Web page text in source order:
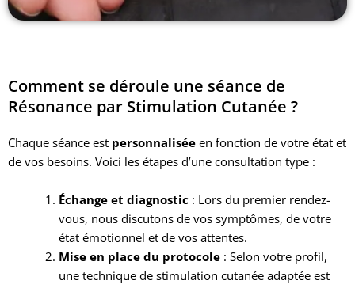
Comment se déroule une séance de
Résonance par Stimulation Cutanée ?
Chaque séance est personnalisée en fonction de votre état et
de vos besoins. Voici les étapes d’une consultation type :
Échange et diagnostic : Lors du premier rendez-
vous, nous discutons de vos symptômes, de votre
état émotionnel et de vos attentes.
Mise en place du protocole: Selon votre profil,
une technique de stimulation cutanée adaptée est